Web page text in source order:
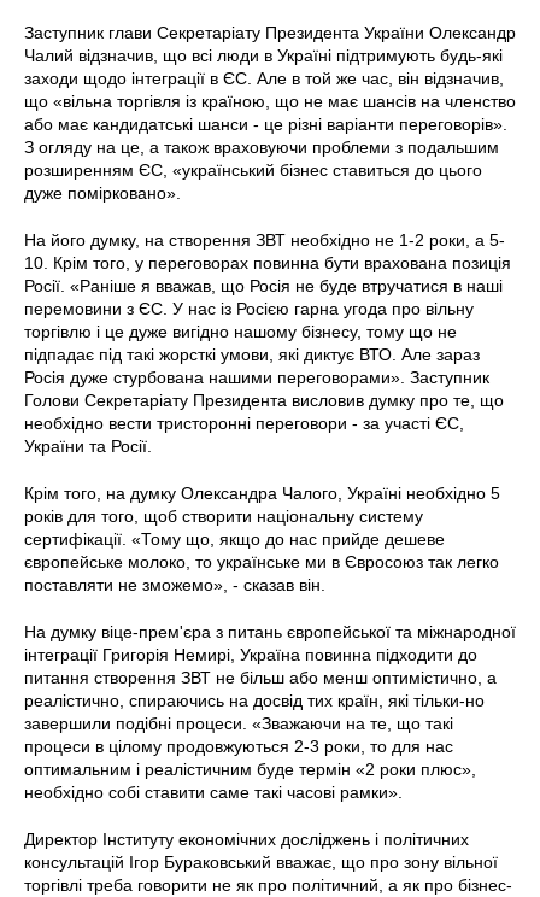
Заступник глави Секретаріату Президента України Олександр
Чалий відзначив, що всі люди в Україні підтримують будь-які
заходи щодо інтеграції в ЄС. Але в той же час, він відзначив,
що «вільна торгівля із країною, що не має шансів на членство
або має кандидатські шанси - це різні варіанти переговорів».
З огляду на це, а також враховуючи проблеми з подальшим
розширенням ЄС, «український бізнес ставиться до цього
дуже помірковано».
На його думку, на створення ЗВТ необхідно не 1-2 роки, а 5-
10. Крім того, у переговорах повинна бути врахована позиція
Росії. «Раніше я вважав, що Росія не буде втручатися в наші
перемовини з ЄС. У нас із Росією гарна угода про вільну
торгівлю і це дуже вигідно нашому бізнесу, тому що не
підпадає під такі жорсткі умови, які диктує ВТО. Але зараз
Росія дуже стурбована нашими переговорами». Заступник
Голови Секретаріату Президента висловив думку про те, що
необхідно вести тристоронні переговори - за участі ЄС,
України та Росії.
Крім того, на думку Олександра Чалого, Україні необхідно 5
років для того, щоб створити національну систему
сертифікації. «Тому що, якщо до нас прийде дешеве
європейське молоко, то українське ми в Євросоюз так легко
поставляти не зможемо», - сказав він.
На думку віце-прем'єра з питань європейської та міжнародної
інтеграції Григорія Немирі, Україна повинна підходити до
питання створення ЗВТ не більш або менш оптимістично, а
реалістично, спираючись на досвід тих країн, які тільки-но
завершили подібні процеси. «Зважаючи на те, що такі
процеси в цілому продовжуються 2-3 роки, то для нас
оптимальним і реалістичним буде термін «2 роки плюс»,
необхідно собі ставити саме такі часові рамки».
Директор Інституту економічних досліджень і політичних
консультацій Ігор Бураковський вважає, що про зону вільної
торгівлі треба говорити не як про політичний, а як про бізнес-